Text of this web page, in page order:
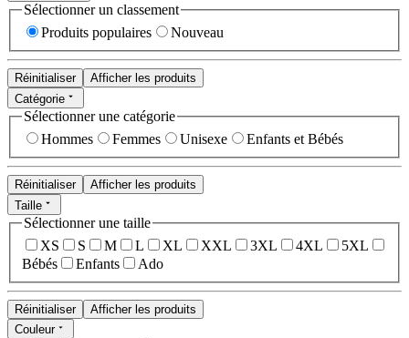
Sélectionner un classement
Produits populaires
Nouveau
Réinitialiser
Afficher les produits
Catégorie
Sélectionner une catégorie
Hommes
Femmes Unisexe Enfants et Bébés
Réinitialiser
Afficher les produits
Taille
Sélectionner une taille
XS
S M L XL XXL 3XL 4XL
5XL
Bébés
Enfants Ado
Réinitialiser
Afficher les produits
Couleur